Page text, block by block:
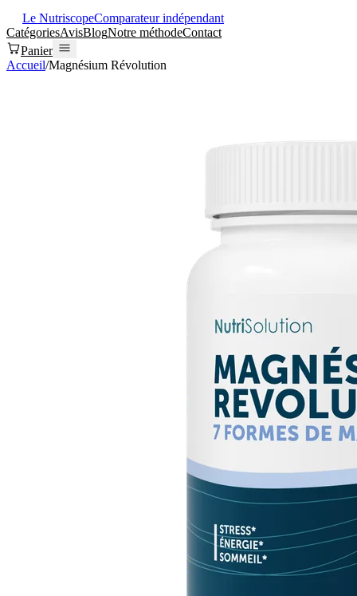
Le NutriscopeComparateur indépendant
CatégoriesAvisBlogNotre méthodeContact
Panier
Accueil/Magnésium Révolution